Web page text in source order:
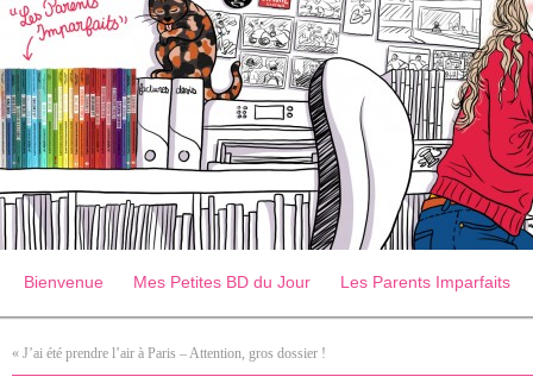
Bienvenue Mes Petites BD du Jour Les Parents Imparfaits
« J’ai été prendre l’air à Paris – Attention, gros dossier !